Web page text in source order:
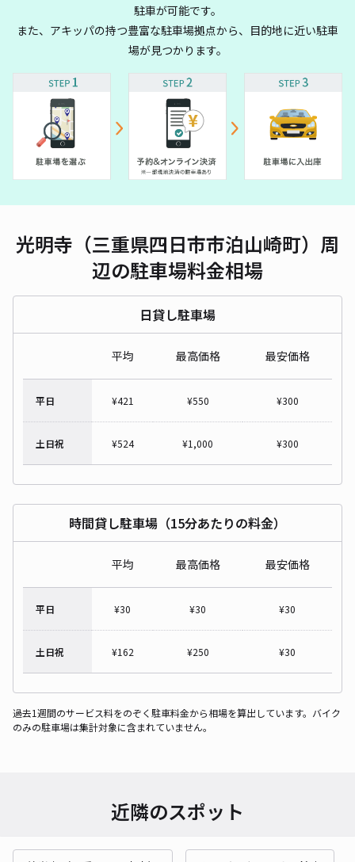
駐車が可能です。
また、アキッパの持つ豊富な駐車場拠点から、目的地に近い駐車
場が見つかります。
光明寺（三重県四日市市泊山崎町）周
辺の駐車場料金相場
日貸し駐車場
平均 最高価格 最安価格
平日 ¥421 ¥550 ¥300
土日祝 ¥524 ¥1,000 ¥300
時間貸し駐車場（15分あたりの料金）
平均 最高価格 最安価格
平日 ¥30 ¥30 ¥30
土日祝 ¥162 ¥250 ¥30
過去1週間のサービス料をのぞく駐車料金から相場を算出しています。バイク
のみの駐車場は集計対象に含まれていません。
近隣のスポット